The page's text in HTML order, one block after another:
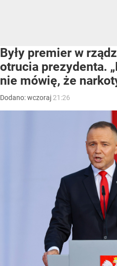
Były premier w
otrucia prezydenta.
nie mówię, że
Dodano:wczoraj 21:26